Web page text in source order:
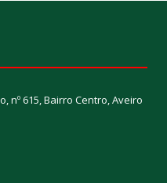
nº 615, Bairro Centro, Aveiro